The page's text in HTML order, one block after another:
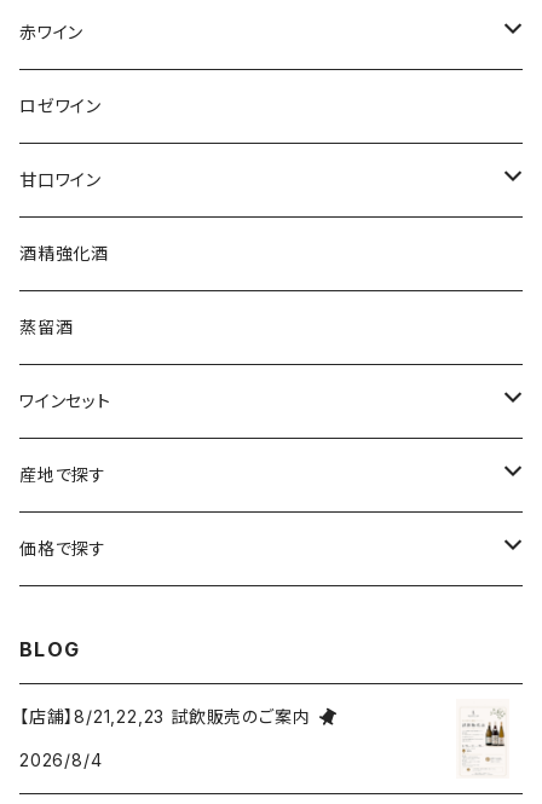
アンリ・ビリオ・フィス
エティエンヌ・ルフェーヴル
クリスチャン・ゴセ
クロード・カザル
ジェローム・ルフェーヴル
シャルトーニュ・タイエ
シャルル・エドシック
ジャン・ラルマン
ドゥラモット
フランス
アルザス
ブルゴーニュ
ロワール
コトーシャンプノワ
ジュラ・サヴォワ
ドイツ
オーストラリア
ニュージーランド
南アフリカ
チリ
スロヴァキア
オーストリア
オレゴン州
赤ワイン
フランス
アルザス
シュッド・ウエスト
ロワール
ジュラ・サヴォワ
シャンパーニュ
プロヴァンス
スロヴァキア
オーストラリア
ニュージーランド
南アフリカ
チリ
アメリカ
ワシントン州
カリフォルニア州
ロゼワイン
甘口ワイン
フランス
ソーテルヌ
酒精強化酒
蒸留酒
ワインセット
福袋
シャンパーニュセット
産地で探す
アメリカ
ワシントン州
カリフォルニア州
スロヴァキア
価格で探す
5,000円～6,999円
BLOG
【店舗】8/21,22,23 試飲販売のご案内
2026/8/4